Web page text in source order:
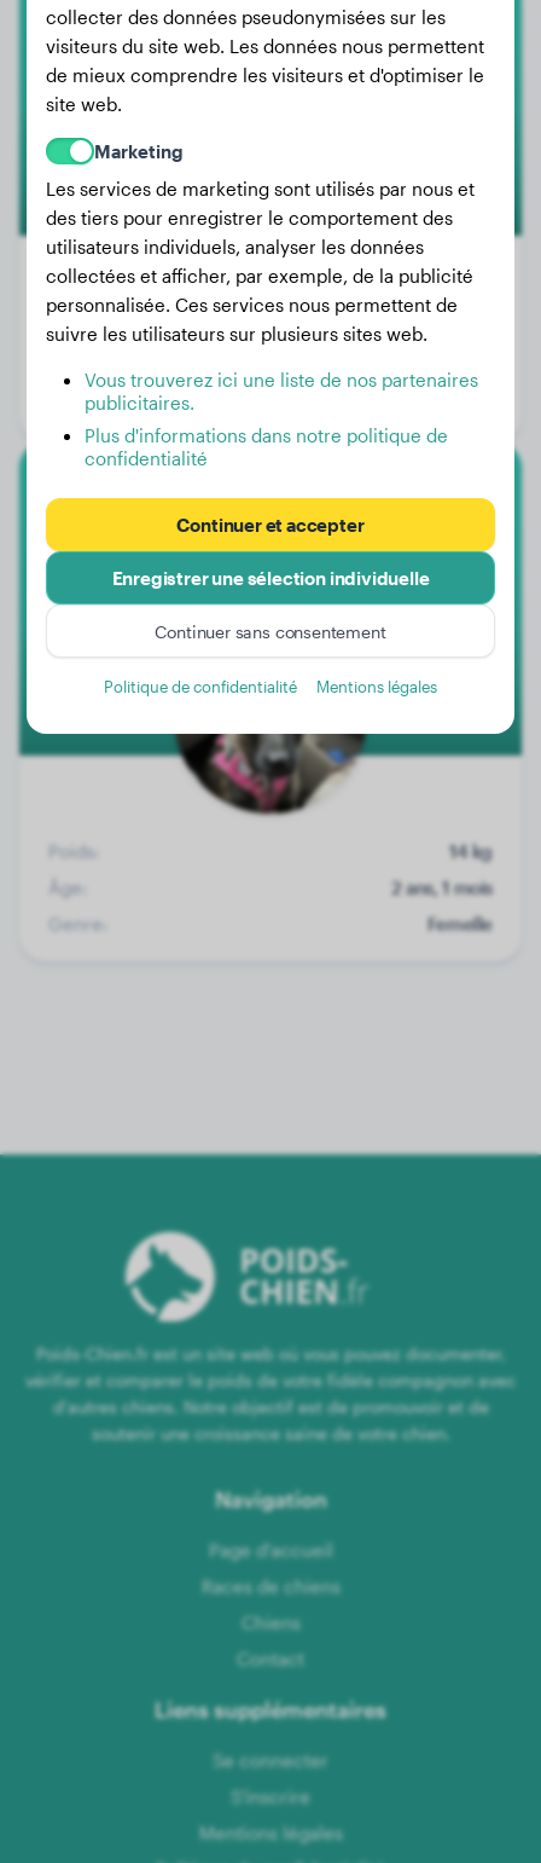
Maze
Poids:
1 an, 9 mois
Genre:
Malinois
Joy
Poids:
14 kg
Âge:
2 ans, 1 mois
Genre:
Femelle
Poids-Chien.fr est un site web où vous pouvez documenter,
vérifier et comparer le poids de votre fidèle compagnon avec
d'autres chiens. Notre objectif est de promouvoir et de
soutenir une croissance saine de votre chien.
Navigation
Page d'accueil
Races de chiens
Chiens
Contact
Liens supplémentaires
Se connecter
S'inscrire
Mentions légales
collecter des données pseudonymisées sur les
visiteurs du site web. Les données nous permettent
de mieux comprendre les visiteurs et d'optimiser le
site web.
Marketing
Les services de marketing sont utilisés par nous et
des tiers pour enregistrer le comportement des
utilisateurs individuels, analyser les données
collectées et afficher, par exemple, de la publicité
personnalisée. Ces services nous permettent de
suivre les utilisateurs sur plusieurs sites web.
Vous trouverez ici une liste de nos partenaires
publicitaires.
Plus d'informations dans notre politique de
confidentialité
Continuer et accepter
Enregistrer une sélection individuelle
Continuer sans consentement
Politique de confidentialité Mentions légales